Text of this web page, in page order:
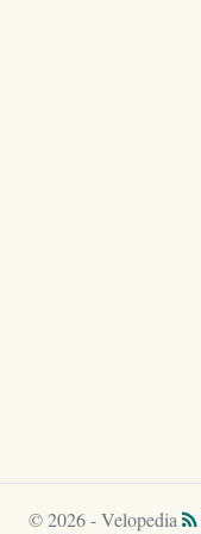
© 2026 - Velopedia